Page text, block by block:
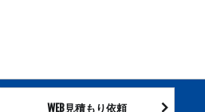
WEB見積もり依頼